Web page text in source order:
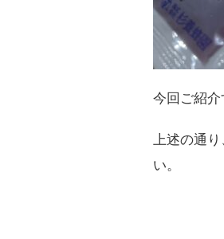
今回ご紹
上述の通
い。